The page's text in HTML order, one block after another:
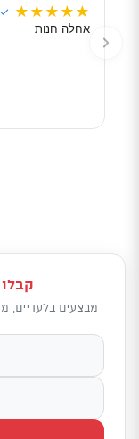
★
★
★
★
★
✓
אחלה חנות
מבצעים בלעדיים,